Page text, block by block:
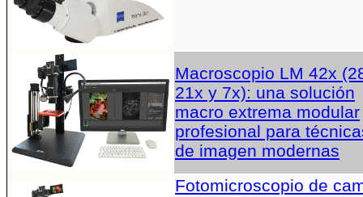
Macroscopio LM 42x
21x y 7x): una solución
macro extrema modular
profesional para
de imagen modernas
Fotomicroscopio de